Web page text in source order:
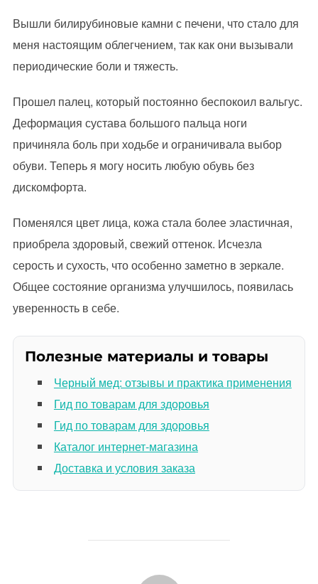
Вышли билирубиновые камни с печени, что стало для
меня настоящим облегчением, так как они вызывали
периодические боли и тяжесть.
Прошел палец, который постоянно беспокоил вальгус.
Деформация сустава большого пальца ноги
причиняла боль при ходьбе и ограничивала выбор
обуви. Теперь я могу носить любую обувь без
дискомфорта.
Поменялся цвет лица, кожа стала более эластичная,
приобрела здоровый, свежий оттенок. Исчезла
серость и сухость, что особенно заметно в зеркале.
Общее состояние организма улучшилось, появилась
уверенность в себе.
Полезные материалы и товары
Черный мед: отзывы и практика применения
Гид по товарам для здоровья
Гид по товарам для здоровья
Каталог интернет-магазина
Доставка и условия заказа